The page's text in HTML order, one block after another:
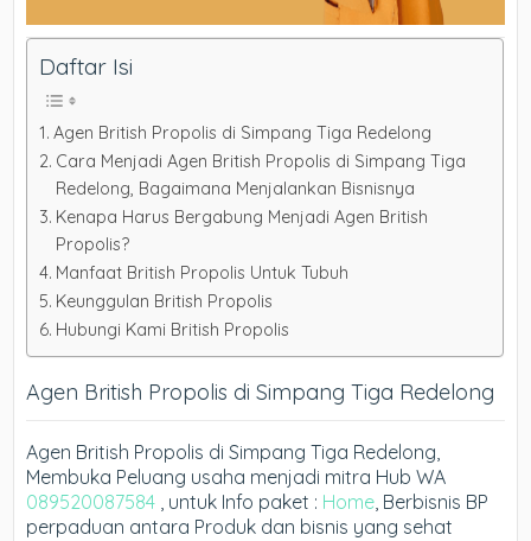
Daftar Isi
Agen British Propolis di Simpang Tiga Redelong
Cara Menjadi Agen British Propolis di Simpang Tiga
Redelong, Bagaimana Menjalankan Bisnisnya
Kenapa Harus Bergabung Menjadi Agen British
Propolis?
Manfaat British Propolis Untuk Tubuh
Keunggulan British Propolis
Hubungi Kami British Propolis
Agen British Propolis di Simpang Tiga Redelong
Agen British Propolis di Simpang Tiga Redelong,
Membuka Peluang usaha menjadi mitra Hub WA
089520087584 , untuk Info paket : Home, Berbisnis BP
perpaduan antara Produk dan bisnis yang sehat